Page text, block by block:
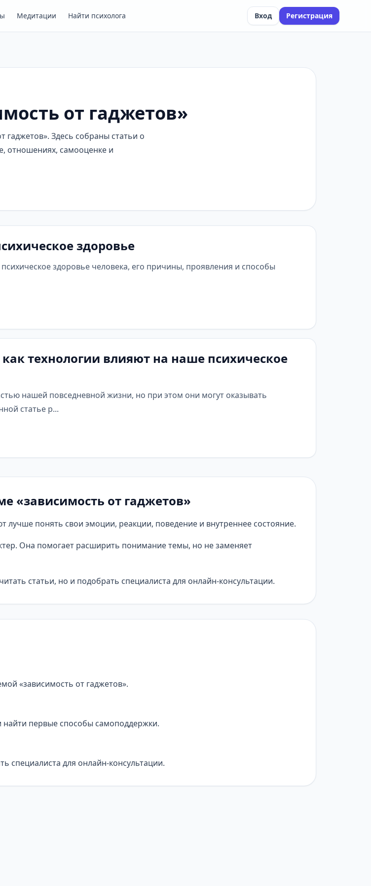
Медитации Найти психолога Вход Регистрация
от гаджетов»
Здесь собраны статьи о
отношениях, самооценке и
здоровье
здоровье человека, его причины, проявления и способы
технологии влияют на наше психическое
нашей повседневной жизни, но при этом они могут оказывать
статье р...
«зависимость от гаджетов»
лучше понять свои эмоции, реакции, поведение и внутреннее состояние.
Она помогает расширить понимание темы, но не заменяет
статьи, но и подобрать специалиста для онлайн-консультации.
«зависимость от гаджетов».
найти первые способы самоподдержки.
специалиста для онлайн-консультации.